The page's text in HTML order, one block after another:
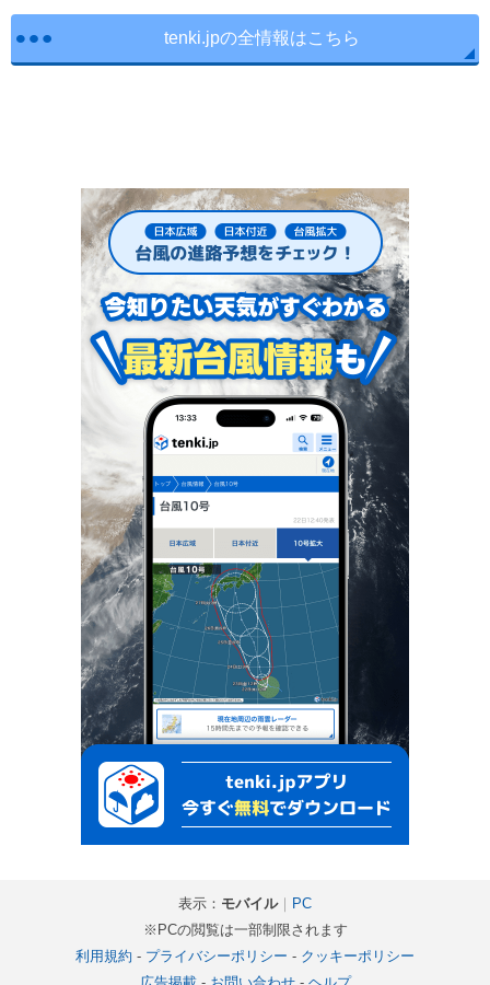
tenki.jpの全情報はこちら
表示： モバイル｜ PC
※PCの閲覧は一部制限されます
利用規約 - プライバシーポリシー - クッキーポリシー